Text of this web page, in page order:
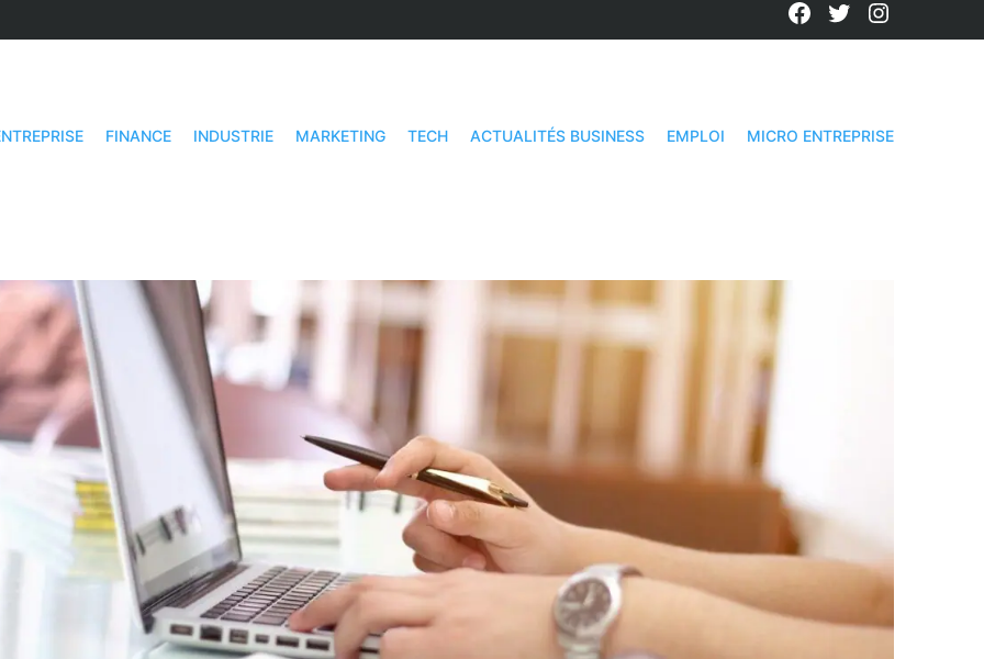
Facebook
Twitter
FINANCE INDUSTRIE MARKETING TECH ACTUALITÉS BUSINESS EMPLOI MICRO ENTREPRISE